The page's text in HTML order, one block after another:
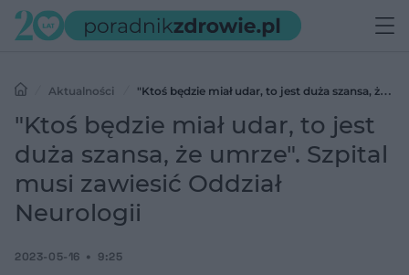
Aktualności
"Ktoś będzie miał udar, to jest duża szansa, że
umrze". Szpital musi zawiesić Oddział Neurologii
"Ktoś będzie miał udar, to jest
duża szansa, że umrze". Szpital
musi zawiesić Oddział
Neurologii
2023-05-16 9:25